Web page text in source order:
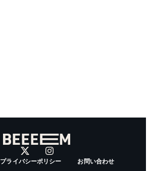
プライバシーポリシー お問い合わせ